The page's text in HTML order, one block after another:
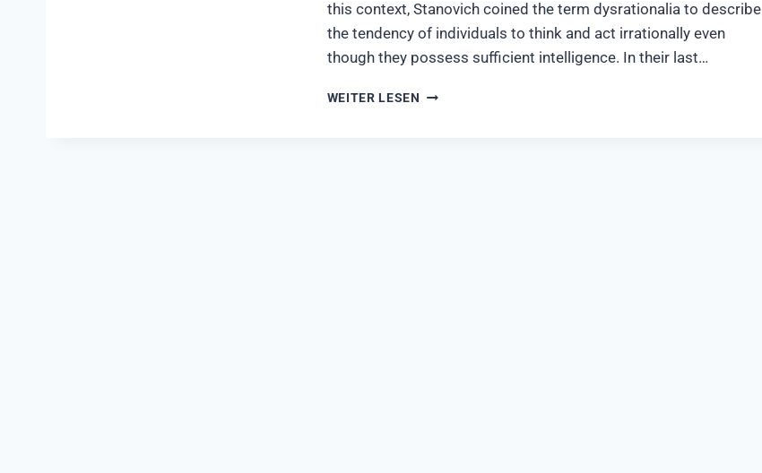
this context, Stanovich coined the term dysrationalia to describe
the tendency of individuals to think and act irrationally even
though they possess sufficient intelligence. In their last…
WEITER LESEN THE